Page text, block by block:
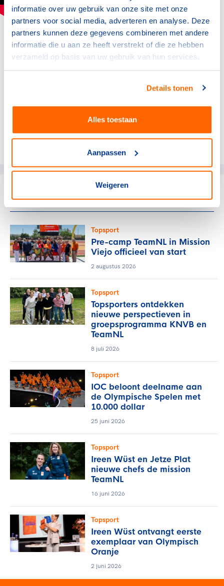
informatie over uw gebruik van onze site met onze
partners voor social media, adverteren en analyse. Deze
partners kunnen deze gegevens combineren met andere
informatie die u aan ze heeft verstrekt of die ze hebben
verzameld op basis van uw gebruik van hun services.
Details tonen
Alles toestaan
Aanpassen
Weigeren
Op weg naar nieuwe dromen en doelen. Het is
goed om daar al tijdens je sportcarrière over na te
denken. Ook omdat het einde van je
noodgedwongen moet stoppen. Wacht dus niet
gerelateerde artikelen
Topsport
Pre-camp TeamNL in Mission
Viejo officieel van start
2 augustus 2026
Topsport
Topsporters ontdekken
nieuwe perspectieven in
groepsprogramma KNVB en
TeamNL
8 juli 2026
Topsport
IOC beloont deelname aan
de Olympische Spelen met
10.000 dollar
25 juni 2026
Topsport
Ireen Wüst en Jetze Plat
nieuwe chefs de mission
TeamNL
16 juni 2026
Topsport
Ireen Wüst ontvangt eerste
exemplaar van Olympisch
Oranje
2 juni 2026